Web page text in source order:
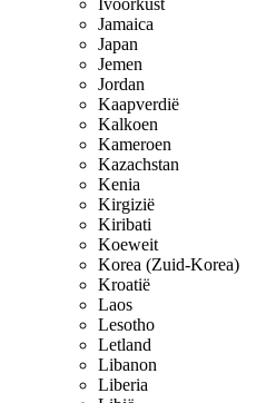
Ivoorkust
Jamaica
Japan
Jemen
Jordan
Kaapverdië
Kalkoen
Kameroen
Kazachstan
Kenia
Kirgizië
Kiribati
Koeweit
Korea (Zuid-Korea)
Kroatië
Laos
Lesotho
Letland
Libanon
Liberia